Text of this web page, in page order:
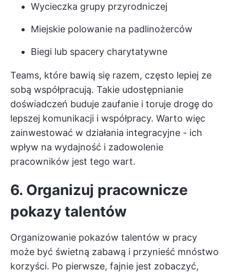
Wycieczka grupy przyrodniczej
Miejskie polowanie na padlinożerców
Biegi lub spacery charytatywne
Teams, które bawią się razem, często lepiej ze
sobą współpracują. Takie udostępnianie
doświadczeń buduje zaufanie i toruje drogę do
lepszej komunikacji i współpracy. Warto więc
zainwestować w działania integracyjne - ich
wpływ na wydajność i zadowolenie
pracowników jest tego wart.
6. Organizuj pracownicze
pokazy talentów
Organizowanie pokazów talentów w pracy
może być świetną zabawą i przynieść mnóstwo
korzyści. Po pierwsze, fajnie jest zobaczyć,